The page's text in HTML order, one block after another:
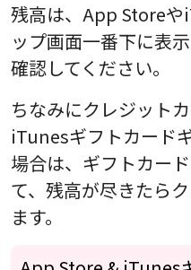
残高は、App Store
ップ画面一番下に表
確認してください。
ちなみにクレジット
iTunesギフトカード
場合は、ギフトカー
て、残高が尽きたら
ます。